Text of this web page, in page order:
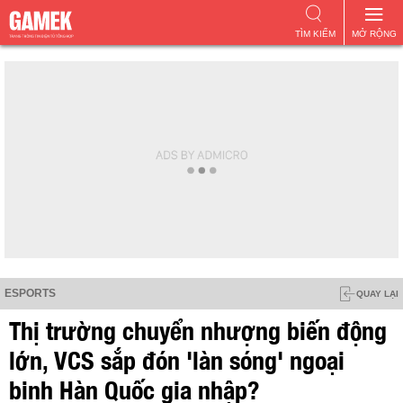
MỞ RỘNG
TÌM KIẾM
ESPORTS QUAY LẠI
Thị trường chuyển nhượng biến động
lớn, VCS sắp đón 'làn sóng' ngoại
binh Hàn Quốc gia nhập?